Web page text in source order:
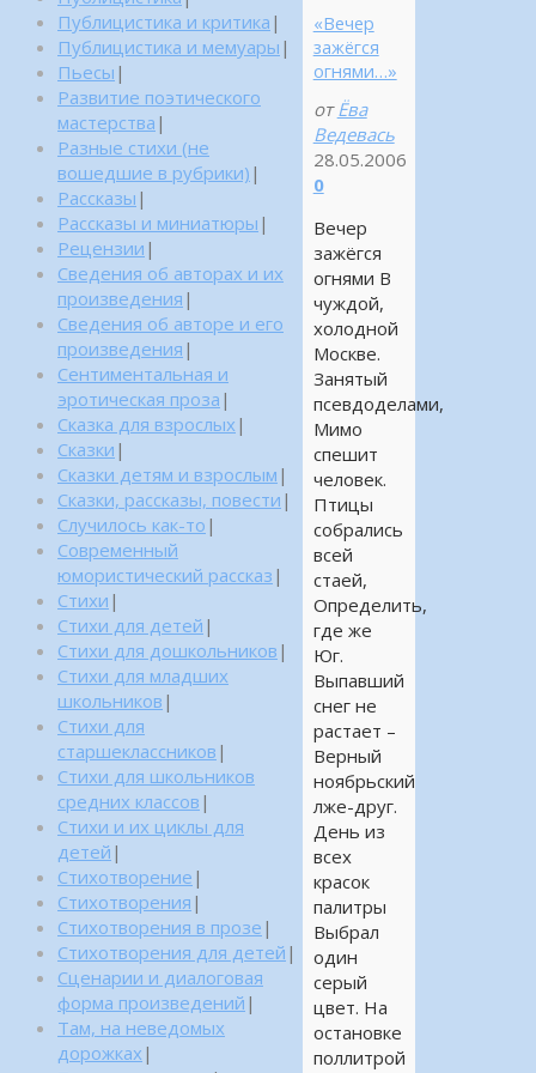
«Вечер
зажёгся
огнями…»
от Ёва
Ведевась
28.05.2006
0
Вечер
зажёгся
огнями В
чуждой,
холодной
Москве.
Занятый
псевдоделами,
Мимо
спешит
человек.
Птицы
собрались
всей
стаей,
Определить,
где же
Юг.
Выпавший
снег не
растает –
Верный
ноябрьский
лже-друг.
День из
всех
красок
палитры
Выбрал
один
серый
цвет. На
остановке
поллитрой
Публицистика и критика |
Публицистика и мемуары |
Пьесы |
Развитие поэтического
мастерства |
Разные стихи (не
вошедшие в рубрики) |
Рассказы |
Рассказы и миниатюры |
Рецензии |
Сведения об авторах и их
произведения |
Сведения об авторе и его
произведения |
Сентиментальная и
эротическая проза |
Сказка для взрослых |
Сказки |
Сказки детям и взрослым |
Сказки, рассказы, повести |
Случилось как-то |
Современный
юмористический рассказ |
Стихи |
Стихи для детей |
Стихи для дошкольников |
Стихи для младших
школьников |
Стихи для
старшеклассников |
Стихи для школьников
средних классов |
Стихи и их циклы для
детей |
Стихотворение |
Стихотворения |
Стихотворения в прозе |
Стихотворения для детей |
Сценарии и диалоговая
форма произведений |
Там, на неведомых
дорожках |